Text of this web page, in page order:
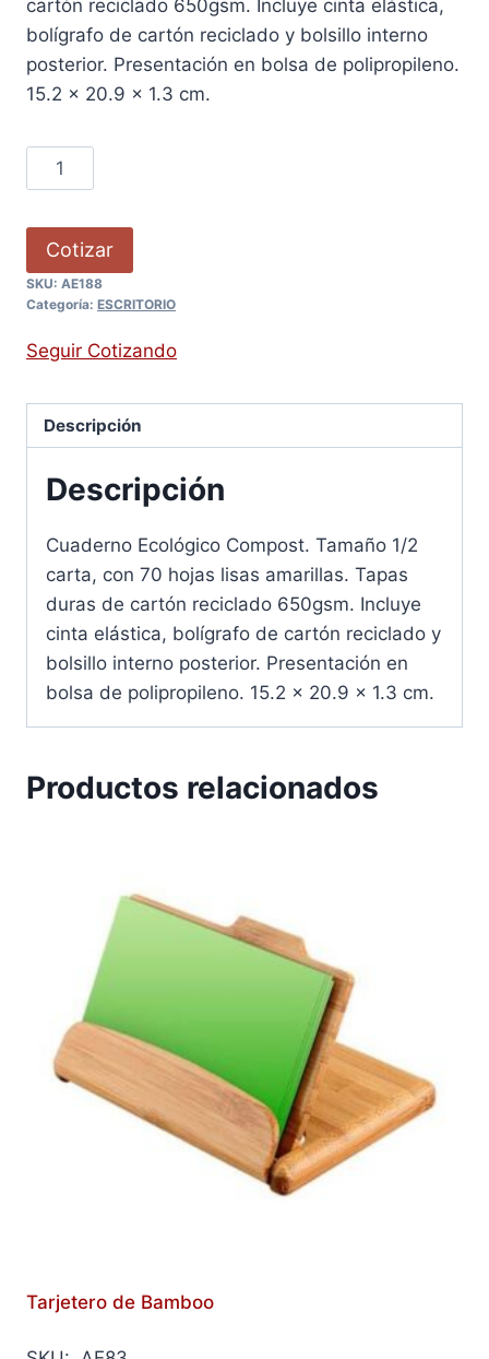
cartón reciclado 650gsm. Incluye cinta elástica,
bolígrafo de cartón reciclado y bolsillo interno
posterior. Presentación en bolsa de polipropileno.
15.2 x 20.9 x 1.3 cm.
Cotizar
SKU: AE188
Categoría: ESCRITORIO
Seguir Cotizando
Descripción
Descripción
Cuaderno Ecológico Compost. Tamaño 1/2
carta, con 70 hojas lisas amarillas. Tapas
duras de cartón reciclado 650gsm. Incluye
cinta elástica, bolígrafo de cartón reciclado y
bolsillo interno posterior. Presentación en
bolsa de polipropileno. 15.2 x 20.9 x 1.3 cm.
Productos relacionados
Tarjetero de Bamboo